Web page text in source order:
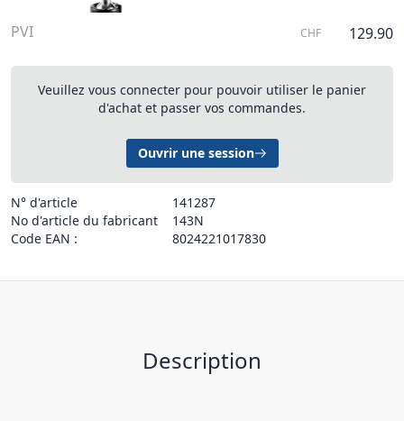
PVI CHF 129.90
Veuillez vous connecter pour pouvoir utiliser le panier
d'achat et passer vos commandes.
Ouvrir une session
N° d'article
141287
No d'article du fabricant
143N
Code EAN :
8024221017830
Description